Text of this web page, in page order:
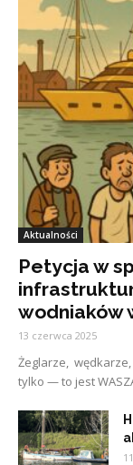
Aktualności
Petycja w
wodniaków
13 czerwca 2025
Żeglarze,
tylko — to jest